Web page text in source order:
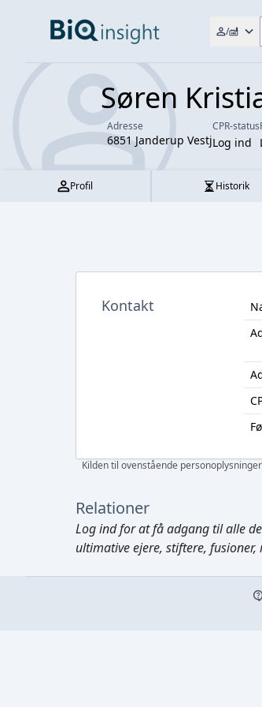
/
Søren
Adresse
6851 Janderup Vestj
CPR-status
Log ind
Profil Historik
Kontakt
Kilden til ovenstående
Relationer
Log indfor at få adgang til alle
ultimative ejere, stiftere,